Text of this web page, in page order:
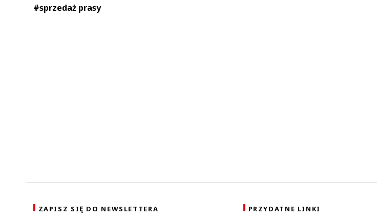
#sprzedaż prasy
ZAPISZ SIĘ DO NEWSLETTERA PRZYDATNE LINKI